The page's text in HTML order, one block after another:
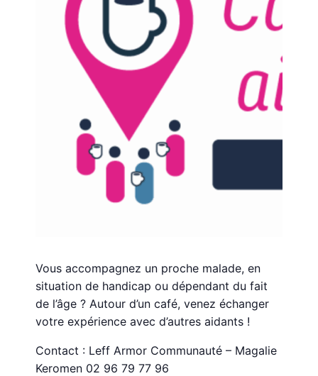
Vous accompagnez un proche malade, en
situation de handicap ou dépendant du fait
de l’âge ? Autour d’un café, venez échanger
votre expérience avec d’autres aidants !
Contact : Leff Armor Communauté – Magalie
Keromen 02 96 79 77 96